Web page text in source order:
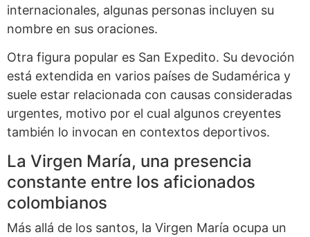
internacionales, algunas personas incluyen su
nombre en sus oraciones.
Otra figura popular es San Expedito. Su devoción
está extendida en varios países de Sudamérica y
suele estar relacionada con causas consideradas
urgentes, motivo por el cual algunos creyentes
también lo invocan en contextos deportivos.
La Virgen María, una presencia
constante entre los aficionados
colombianos
Más allá de los santos, la Virgen María ocupa un